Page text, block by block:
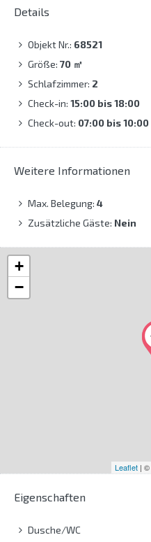
Details
Objekt Nr.: 68521
Größe: 70 ㎡
Schlafzimmer: 2
Check-in: 15:00 bis 18:00
Check-out: 07:00 bis 10:00
Weitere Informationen
Max. Belegung: 4
Zusätzliche Gäste: Nein
+
−
Leaflet | ©
Eigenschaften
Dusche/WC